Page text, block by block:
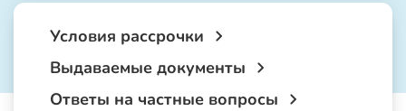
Условия рассрочки
Выдаваемые документы
Ответы на частные вопросы